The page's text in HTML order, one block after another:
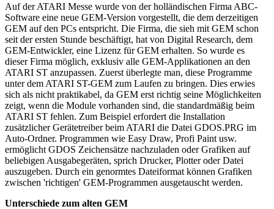
Auf der ATARI Messe wurde von der holländischen Firma ABC-
Software eine neue GEM-Version vorgestellt, die dem derzeitigen
GEM auf den PCs entspricht. Die Firma, die sieh mit GEM schon
seit der ersten Stunde beschäftigt, hat von Digital Research, dem
GEM-Entwickler, eine Lizenz für GEM erhalten. So wurde es
dieser Firma möglich, exklusiv alle GEM-Applikationen an den
ATARI ST anzupassen. Zuerst überlegte man, diese Programme
unter dem ATARI ST-GEM zum Laufen zu bringen. Dies erwies
sich als nicht praktikabel, da GEM erst richtig seine Möglichkeiten
zeigt, wenn die Module vorhanden sind, die standardmäßig beim
ATARI ST fehlen. Zum Beispiel erfordert die Installation
zusätzlicher Gerätetreiber beim ATARI die Datei GDOS.PRG im
Auto-Ordner. Programmen wie Easy Draw, Profi Paint usw.
ermöglicht GDOS Zeichensätze nachzuladen oder Grafiken auf
beliebigen Ausgabegeräten, sprich Drucker, Plotter oder Datei
auszugeben. Durch ein genormtes Dateiformat können Grafiken
zwischen 'richtigen' GEM-Programmen ausgetauscht werden.
Unterschiede zum alten GEM